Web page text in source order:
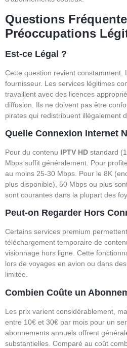
Questions
Préoccupations
Est-ce Légal ?
Cette question revient constamment.
fournisseur. Les services légitimes
travaillent avec des licences
diffusion. Ils ne doivent pas être
pirates qui redistribuent illégalement
Quelle Connexion Internet
Pour du contenu IPTV HD standard
Mbps suffit généralement. Pour
au moins 25-30 Mbps. Pour le 8K
plus disponible), 50 Mbps ou plus
sont courantes dans la plupart des
Peut-on Regarder Hors
Certains services premium
téléchargement temporaire de
visionnage hors ligne. Cette
lors de voyages en avion ou dans
limitée.
Combien Coûte un
Les prix varient considérablement,
entre 10€ et 30€ par mois pour un
abonnements annuels offrent
substantielles. Comparé au coût